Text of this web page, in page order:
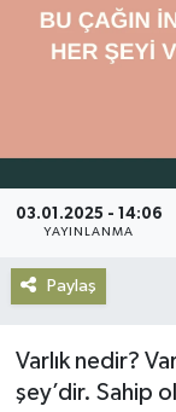
03.01.2025 - 14:06
YAYINLANMA
Paylaş
Varlık nedir?
şey’dir. Sahip
Gündem
Magazin
Podcast
Politika